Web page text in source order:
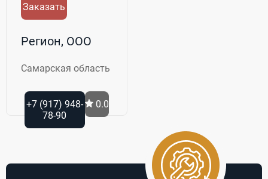
Заказать
Регион, ООО
Самарская область
+7 (917) 948-
78-90
0.0